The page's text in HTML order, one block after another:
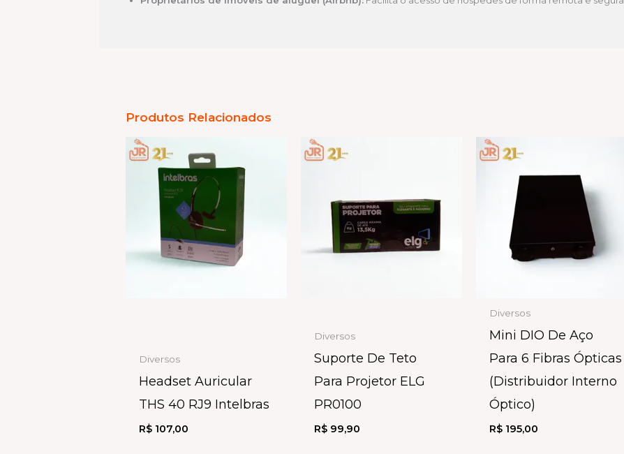
Produtos Relacionados
Diversos
Headset Auricular
THS 40 RJ9 Intelbras
R$ 107,00
Diversos
Suporte De Teto
Para Projetor ELG
PR0100
R$ 99,90
Diversos
Mini DIO De Aço
Para 6 Fibras Ópticas
(Distribuidor Interno
Óptico)
R$ 195,00